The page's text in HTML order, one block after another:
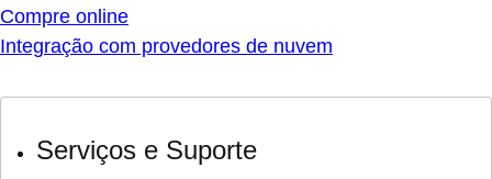
Compre online
Integração com provedores de nuvem
Serviços e Suporte